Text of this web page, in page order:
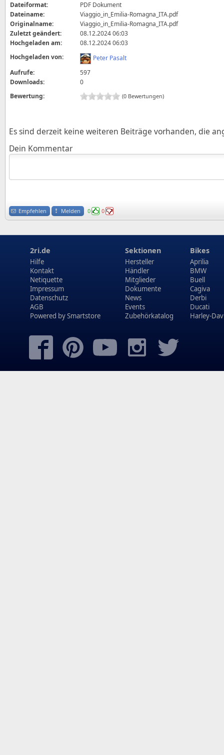
Dateiformat:
PDF Dokument
Dateiname:
Viaggio_in_Emilia-Romagna_ITA.pdf
Originalname:
Viaggio_in_Emilia-Romagna_ITA.pdf
Zuletzt geändert:
08.12.2024 06:03
Hochgeladen am:
08.12.2024 06:03
Hochgeladen von:
Peter Pasalt
Aufrufe:
597
Downloads:
0
Bewertung:
(0 Bewertungen)
Es sind derzeit keine weiteren Beiträge vorhanden, die
Dein Kommentar
Empfehlen Melden 0 0
2ri.de
Hilfe
Kontakt
Netiquette
Impressum
Datenschutz
AGB
Powered bySmartstore
Sektionen
Hersteller
Händler
Mitglieder
Dokumente
News
Events
Zubehörkatalog
Bikes
Aprilia
BMW
Buell
Cagiva
Derbi
Ducati
Harley-